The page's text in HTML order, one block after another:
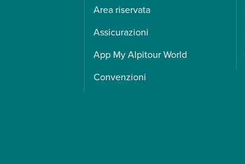
Area riservata
Assicurazioni
App My Alpitour World
Convenzioni